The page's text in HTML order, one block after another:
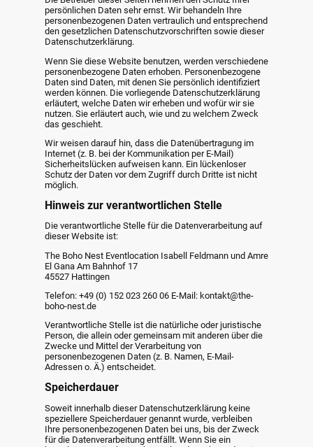
persönlichen Daten sehr ernst. Wir behandeln Ihre
personenbezogenen Daten vertraulich und entsprechend
den gesetzlichen Datenschutzvorschriften sowie dieser
Datenschutzerklärung.
Wenn Sie diese Website benutzen, werden verschiedene
personenbezogene Daten erhoben. Personenbezogene
Daten sind Daten, mit denen Sie persönlich identifiziert
werden können. Die vorliegende Datenschutzerklärung
erläutert, welche Daten wir erheben und wofür wir sie
nutzen. Sie erläutert auch, wie und zu welchem Zweck
das geschieht.
Wir weisen darauf hin, dass die Datenübertragung im
Internet (z. B. bei der Kommunikation per E-Mail)
Sicherheitslücken aufweisen kann. Ein lückenloser
Schutz der Daten vor dem Zugriff durch Dritte ist nicht
möglich.
Hinweis zur verantwortlichen Stelle
Die verantwortliche Stelle für die Datenverarbeitung auf
dieser Website ist:
The Boho Nest Eventlocation Isabell Feldmann und Amre
El Gana Am Bahnhof 17
45527 Hattingen
Telefon: +49 (0) 152 023 260 06 E-Mail: kontakt@the-
boho-nest.de
Verantwortliche Stelle ist die natürliche oder juristische
Person, die allein oder gemeinsam mit anderen über die
Zwecke und Mittel der Verarbeitung von
personenbezogenen Daten (z. B. Namen, E-Mail-
Adressen o. Ä.) entscheidet.
Speicherdauer
Soweit innerhalb dieser Datenschutzerklärung keine
speziellere Speicherdauer genannt wurde, verbleiben
Ihre personenbezogenen Daten bei uns, bis der Zweck
für die Datenverarbeitung entfällt. Wenn Sie ein